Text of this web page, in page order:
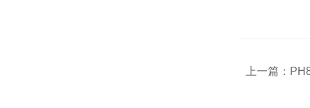
上一篇：